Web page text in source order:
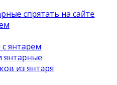
спрятать на сайте
янтарем
янтарные
из янтаря